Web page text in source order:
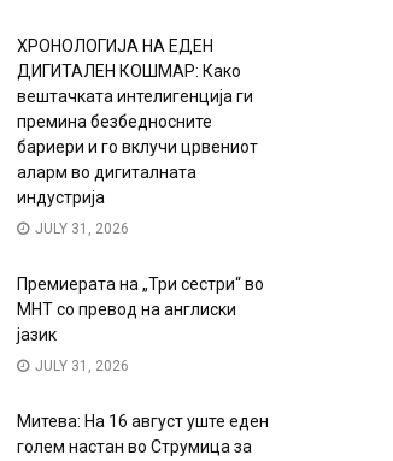
ХРОНОЛОГИЈА НА ЕДЕН
ДИГИТАЛЕН КОШМАР: Како
вештачката интелигенција ги
премина безбедносните
бариери и го вклучи црвениот
аларм во дигиталната
индустрија
JULY 31, 2026
Премиерата на „Три сестри“ во
МНТ со превод на англиски
јазик
JULY 31, 2026
Митева: На 16 август уште еден
голем настан во Струмица за